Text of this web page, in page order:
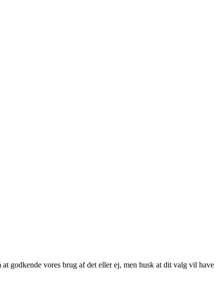
godkende vores brug af det eller ej, men husk at dit valg vil have